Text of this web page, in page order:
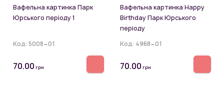
Вафельна картинка Парк
Юрського періоду 1
Код: 5008~01
70.00 грн
Вафельна картинка Happy
Birthday Парк Юрського
періоду
Код: 4968~01
70.00 грн